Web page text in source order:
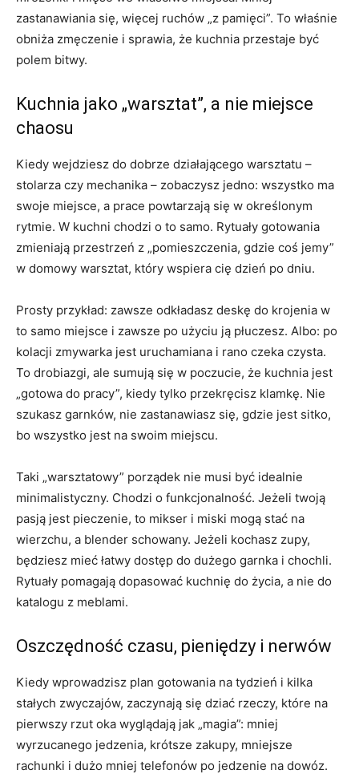
zastanawiania się, więcej ruchów „z pamięci”. To właśnie
obniża zmęczenie i sprawia, że kuchnia przestaje być
polem bitwy.
Kuchnia jako „warsztat”, a nie miejsce
chaosu
Kiedy wejdziesz do dobrze działającego warsztatu –
stolarza czy mechanika – zobaczysz jedno: wszystko ma
swoje miejsce, a prace powtarzają się w określonym
rytmie. W kuchni chodzi o to samo. Rytuały gotowania
zmieniają przestrzeń z „pomieszczenia, gdzie coś jemy”
w domowy warsztat, który wspiera cię dzień po dniu.
Prosty przykład: zawsze odkładasz deskę do krojenia w
to samo miejsce i zawsze po użyciu ją płuczesz. Albo: po
kolacji zmywarka jest uruchamiana i rano czeka czysta.
To drobiazgi, ale sumują się w poczucie, że kuchnia jest
„gotowa do pracy”, kiedy tylko przekręcisz klamkę. Nie
szukasz garnków, nie zastanawiasz się, gdzie jest sitko,
bo wszystko jest na swoim miejscu.
Taki „warsztatowy” porządek nie musi być idealnie
minimalistyczny. Chodzi o funkcjonalność. Jeżeli twoją
pasją jest pieczenie, to mikser i miski mogą stać na
wierzchu, a blender schowany. Jeżeli kochasz zupy,
będziesz mieć łatwy dostęp do dużego garnka i chochli.
Rytuały pomagają dopasować kuchnię do życia, a nie do
katalogu z meblami.
Oszczędność czasu, pieniędzy i nerwów
Kiedy wprowadzisz plan gotowania na tydzień i kilka
stałych zwyczajów, zaczynają się dziać rzeczy, które na
pierwszy rzut oka wyglądają jak „magia”: mniej
wyrzucanego jedzenia, krótsze zakupy, mniejsze
rachunki i dużo mniej telefonów po jedzenie na dowóz.